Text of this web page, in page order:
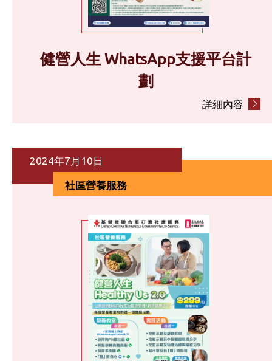
健營人生 WhatsApp支援平台計
劃
詳細內容
2024年7月10日
社區營養服務